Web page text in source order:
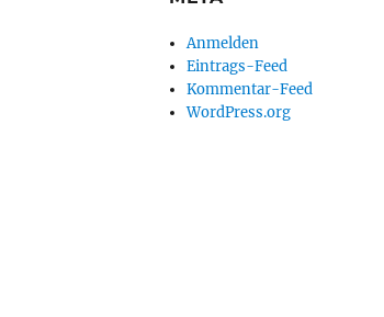
Anmelden
Eintrags-Feed
Kommentar-Feed
WordPress.org